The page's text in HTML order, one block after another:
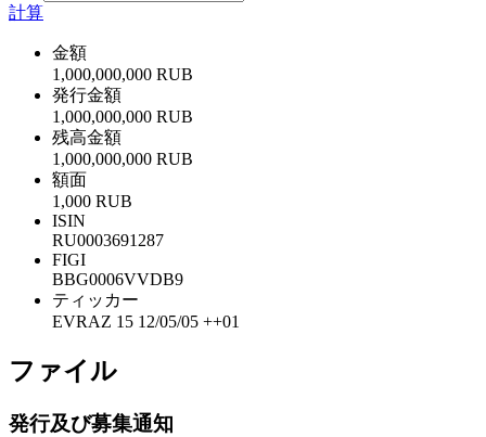
計算
金額
1,000,000,000 RUB
発行金額
1,000,000,000 RUB
残高金額
1,000,000,000 RUB
額面
1,000 RUB
ISIN
RU0003691287
FIGI
BBG0006VVDB9
ティッカー
EVRAZ 15 12/05/05 ++01
ファイル
発行及び募集通知